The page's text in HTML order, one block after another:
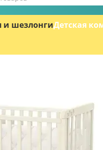
и шезлонгиДетская